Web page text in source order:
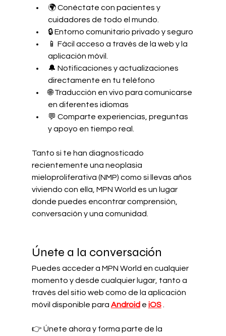
🌍 Conéctate con pacientes y
cuidadores de todo el mundo.
🔒 Entorno comunitario privado y seguro
📱 Fácil acceso a través de la web y la
aplicación móvil.
🔔 Notificaciones y actualizaciones
directamente en tu teléfono
🌐 Traducción en vivo para comunicarse
en diferentes idiomas
💬 Comparte experiencias, preguntas
y apoyo en tiempo real.
Tanto si te han diagnosticado
recientemente una neoplasia
mieloproliferativa (NMP) como si llevas años
viviendo con ella, MPN World es un lugar
donde puedes encontrar comprensión,
conversación y una comunidad.
Únete a la conversación
Puedes acceder a MPN World en cualquier
momento y desde cualquier lugar, tanto a
través del sitio web como de la aplicación
móvil disponible para Android e iOS
👉 Únete ahora y forma parte de la